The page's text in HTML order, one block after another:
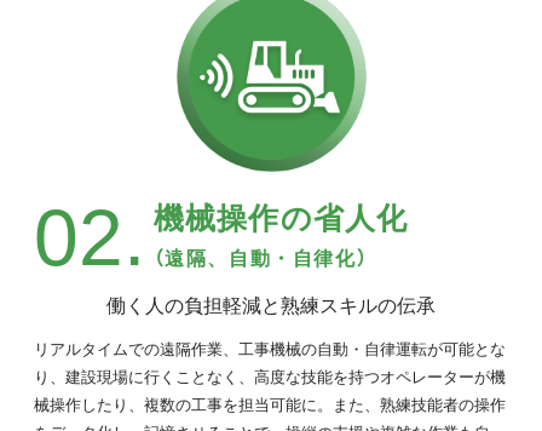
02. 機械操作の省人化
（遠隔、自動・自律化）
働く人の負担軽減と熟練スキルの伝承
リアルタイムでの遠隔作業、工事機械の自動・自律運転が可能とな
り、建設現場に行くことなく、高度な技能を持つオペレーターが機
械操作したり、複数の工事を担当可能に。また、熟練技能者の操作